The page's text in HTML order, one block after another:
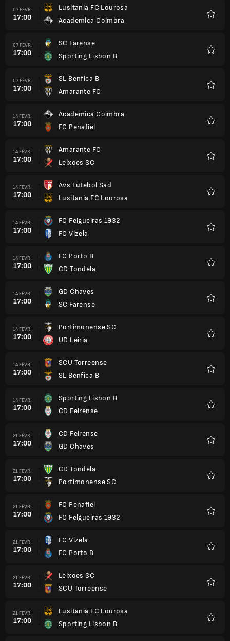
07 FÉVR.
17:00
Lusitania FC Lourosa
Academica Coimbra
07 FÉVR.
17:00
SC Farense
Sporting Lisbon B
07 FÉVR.
17:00
SL Benfica B
Amarante FC
14 FÉVR.
17:00
Academica Coimbra
FC Penafiel
14 FÉVR.
17:00
Amarante FC
Leixoes SC
14 FÉVR.
17:00
Avs Futebol Sad
Lusitania FC Lourosa
14 FÉVR.
17:00
FC Felgueiras 1932
FC Vizela
14 FÉVR.
17:00
FC Porto B
CD Tondela
14 FÉVR.
17:00
GD Chaves
SC Farense
14 FÉVR.
17:00
Portimonense SC
UD Leiria
14 FÉVR.
17:00
SCU Torreense
SL Benfica B
14 FÉVR.
17:00
Sporting Lisbon B
CD Feirense
21 FÉVR.
17:00
CD Feirense
GD Chaves
21 FÉVR.
17:00
CD Tondela
Portimonense SC
21 FÉVR.
17:00
FC Penafiel
FC Felgueiras 1932
21 FÉVR.
17:00
FC Vizela
FC Porto B
21 FÉVR.
17:00
Leixoes SC
SCU Torreense
21 FÉVR.
17:00
Lusitania FC Lourosa
Sporting Lisbon B